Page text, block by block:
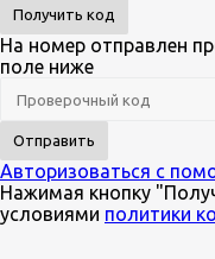
Получить код
На номер отправлен
поле ниже
Отправить
Авторизоваться с
Нажимая кнопку
условиями политики